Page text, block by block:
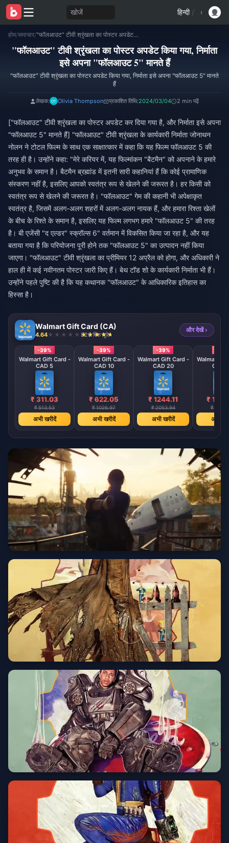
खोजें हिन्दी /
होम/समाचार/ "फॉलआउट" टीवी श्रृंखला का पोस्टर अपडेट किया गया, निर्माता इसे अपना "फॉलआउट 5" मानते हैं
"फॉलआउट" टीवी श्रृंखला का पोस्टर अपडेट किया गया, निर्माता
इसे अपना "फॉलआउट 5" मानते हैं
"फॉलआउट" टीवी श्रृंखला का पोस्टर अपडेट किया गया, निर्माता इसे अपना "फॉलआउट 5" मानते
हैं
लेखक: Olivia Thompson प्रकाशित तिथि:2024/03/04 2 min पढ़ें
["फॉलआउट" टीवी श्रृंखला का पोस्टर अपडेट कर दिया गया है, और निर्माता इसे अपना
"फॉलआउट 5" मानते हैं] "फॉलआउट" टीवी श्रृंखला के कार्यकारी निर्माता जोनाथन
नोलन ने टोटल फिल्म के साथ एक साक्षात्कार में कहा कि यह फिल्म फॉलआउट 5 की
तरह ही है। उन्होंने कहा: "मेरे करियर में, यह फिल्मांकन "बैटमैन" को अपनाने के हमारे
अनुभव के समान है। बैटमैन ब्रह्मांड में इतनी सारी कहानियां हैं कि कोई प्रामाणिक
संस्करण नहीं है, इसलिए आपको स्वतंत्र रूप से खेलने की जरूरत है। हर किसी को
स्वतंत्र रूप से खेलने की जरूरत है। "फॉलआउट" गेम की कहानी भी अपेक्षाकृत
स्वतंत्र है, जिसमें अलग-अलग शहरों में अलग-अलग नायक हैं, और हमारा रिश्ता खेलों
के बीच के रिश्ते के समान है, इसलिए यह फिल्म लगभग हमारे "फॉलआउट 5" की तरह
है। बी एजेंसी "द एल्डर" स्क्रॉल्स 6" वर्तमान में विकसित किया जा रहा है, और यह
बताया गया है कि परियोजना पूरी होने तक "फॉलआउट 5" का उत्पादन नहीं किया
जाएगा। "फॉलआउट" टीवी श्रृंखला का प्रीमियर 12 अप्रैल को होगा, और अधिकारी ने
हाल ही में कई नवीनतम पोस्टर जारी किए हैं। बेथ टॉड शो के कार्यकारी निर्माता भी हैं।
उन्होंने पहले पुष्टि की है कि यह कथानक "फॉलआउट" के आधिकारिक इतिहास का
हिस्सा है।
Walmart Gift Card (CA)
4.64 820 बिक चुके
और देखें ›
-39%
Walmart Gift Card -
CAD 5
₹ 311.03
₹ 513.53
अभी खरीदें
-39%
Walmart Gift Card -
CAD 10
₹ 622.05
₹ 1026.97
अभी खरीदें
-39%
Walmart Gift Card -
CAD 20
₹ 1244.11
₹ 2053.94
अभी खरीदें
Walmart
CAD
₹
₹
अभी